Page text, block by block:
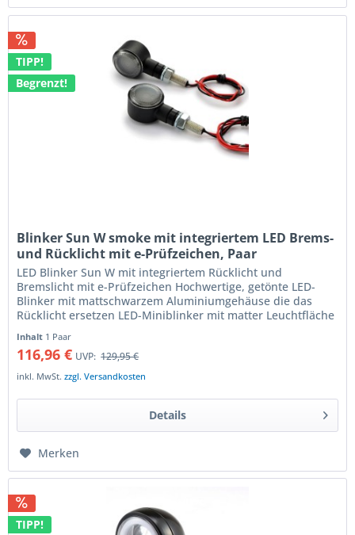
TIPP!
Begrenzt!
Blinker Sun W smoke mit integriertem LED Brems-
und Rücklicht mit e-Prüfzeichen, Paar
LED Blinker Sun W mit integriertem Rücklicht und
Bremslicht mit e-Prüfzeichen Hochwertige, getönte LED-
Blinker mit mattschwarzem Aluminiumgehäuse die das
Rücklicht ersetzen LED-Miniblinker mit matter Leuchtfläche
Inhalt 1 Paar
116,96 € UVP: 129,95 €
inkl. MwSt.zzgl. Versandkosten
Details
Merken
TIPP!